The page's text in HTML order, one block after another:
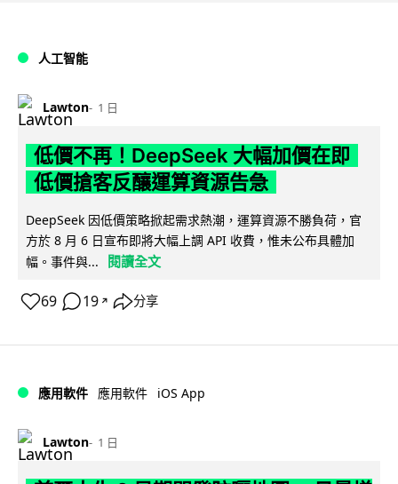
人工智能
Lawton 1 日
低價不再！DeepSeek 大幅加價在即
低價搶客反釀運算資源告急
DeepSeek 因低價策略掀起需求熱潮，運算資源不勝負荷，官
方於 8 月 6 日宣布即將大幅上調 API 收費，惟未公布具體加
幅。事件與...
閱讀全文
69 19 ↗ 分享
應用軟件 應用軟件 iOS App
Lawton 1 日